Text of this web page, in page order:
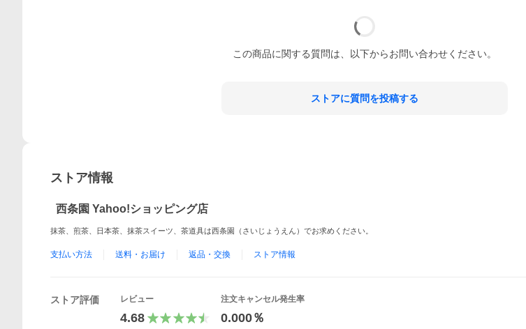
この商品に関する質問は、以下からお問い合わせください。
ストアに質問を投稿する
ストア情報
西条園 Yahoo!ショッピング店
抹茶、煎茶、日本茶、抹茶スイーツ、茶道具は西条園（さいじょうえん）でお求めください。
支払い方法 送料・お届け 返品・交換 ストア情報
ストア評価 レビュー
4.68
注文キャンセル発生率
0.000％